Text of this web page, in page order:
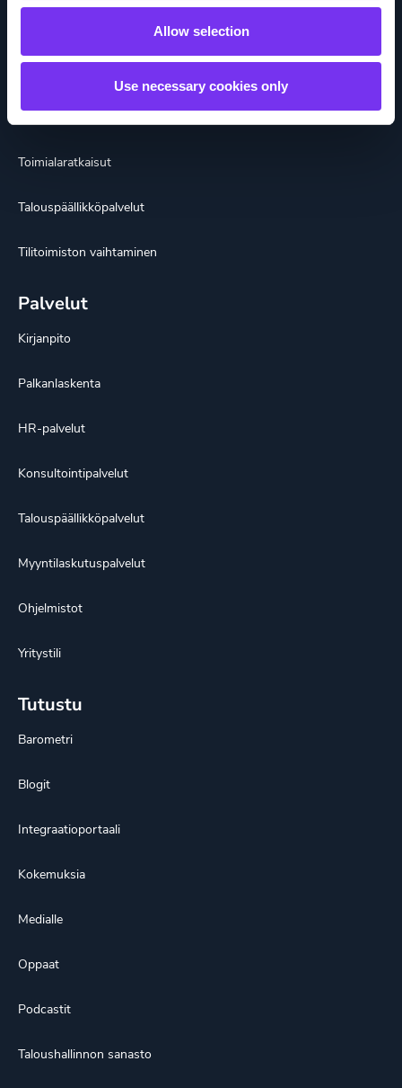
Allow selection
Use necessary cookies only
Kattavat tilitoimistopalvelut
Toimialaratkaisut
Talouspäällikköpalvelut
Tilitoimiston vaihtaminen
Palvelut
Kirjanpito
Palkanlaskenta
HR-palvelut
Konsultointipalvelut
Talouspäällikköpalvelut
Myyntilaskutuspalvelut
Ohjelmistot
Yritystili
Tutustu
Barometri
Blogit
Integraatioportaali
Kokemuksia
Medialle
Oppaat
Podcastit
Taloushallinnon sanasto